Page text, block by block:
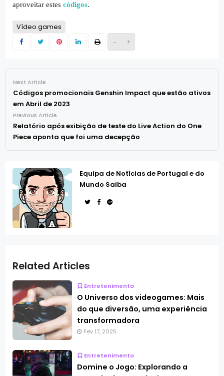
- +
aproveitar estes códigos.
Vídeo games
Next Article
Códigos promocionais Genshin Impact que estão ativos
em Abril de 2023
Previous Article
Relatório após exibição de teste do Live Action do One
Piece aponta que foi uma decepção
Equipa de Notícias de Portugal e do
Mundo Saiba
Related Articles
Entretenimento
O Universo dos videogames: Mais
do que diversão, uma experiência
transformadora
Fev 17, 2025
Entretenimento
Domine o Jogo: Explorando a